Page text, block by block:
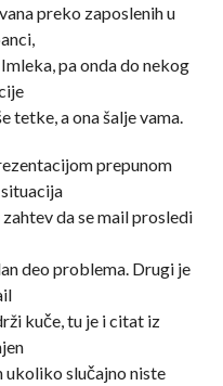
preko zaposlenih u
pa onda do nekog
tetke, a ona šalje vama.
prepunom
da se mail prosledi
deo problema. Drugi je
kuče, tu je i citat iz
ukoliko slučajno niste